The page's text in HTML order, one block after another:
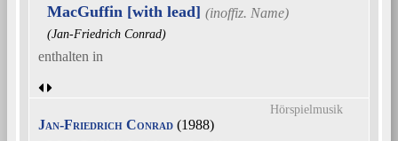
MacGuffin [with lead]
(Jan-Friedrich Conrad)
enthalten in
Hörspielmusik
Jan-Friedrich Conrad (1988)